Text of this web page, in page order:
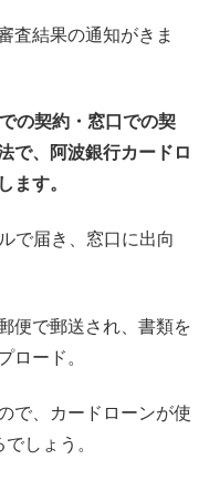
査結果の通知がきま
の契約・窓口での契
で、阿波銀行カードロ
ます。
で届き、窓口に出向
便で郵送され、書類を
ロード。
で、カードローンが使
しょう。